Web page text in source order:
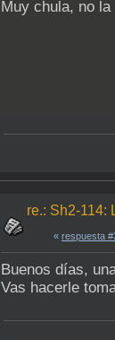
Muy chula, no
re.: Sh2-114:
« respuesta
Buenos días,
Vas hacerle